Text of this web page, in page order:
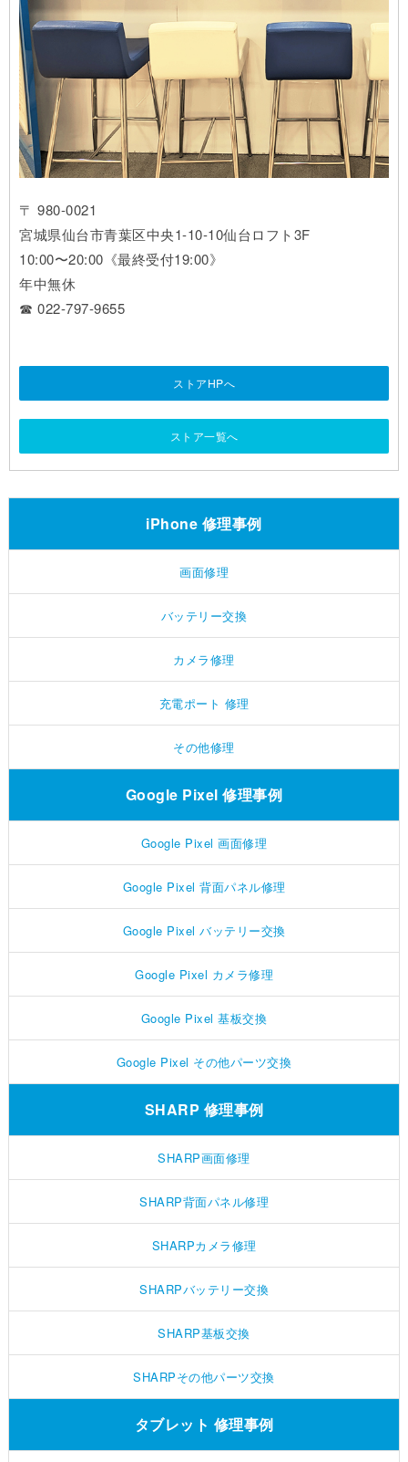
〒 980-0021
宮城県仙台市青葉区中央1-10-10仙台ロフト3F
10:00〜20:00《最終受付19:00》
年中無休
☎ 022-797-9655
ストアHPへ
ストア一覧へ
iPhone 修理事例
画面修理
バッテリー交換
カメラ修理
充電ポート 修理
その他修理
Google Pixel 修理事例
Google Pixel 画面修理
Google Pixel 背面パネル修理
Google Pixel バッテリー交換
Google Pixel カメラ修理
Google Pixel 基板交換
Google Pixel その他パーツ交換
SHARP 修理事例
SHARP画面修理
SHARP背面パネル修理
SHARPカメラ修理
SHARPバッテリー交換
SHARP基板交換
SHARPその他パーツ交換
タブレット 修理事例